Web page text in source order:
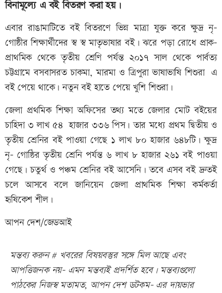
বিনামূল্যে এ বই বিতরণ করা হয়।
এবার রাঙামাটিতে বই বিতরণে ভিন্ন মাত্রা যুক্ত করে ক্ষুদ্র নৃ-
গোষ্ঠীর শিক্ষার্থীদের স্ব স্ব মাতৃভাষার বই। ঝরে পড়া রোধে প্রাক-
প্রাথমিক থেকে তৃতীয় শ্রেণি পর্যন্ত ২০১৭ সাল থেকে পার্বত্য
চট্টগ্রামে বসবাসরত চাকমা, মারমা ও ত্রিপুরা ভাষাভাষি শিশুরা এ
বই পেয়ে থাকে। নতুন বই হাতে পেয়ে খুশি শিশুরা।
জেলা প্রথমিক শিক্ষা অফিসের তথ্য মতে জেলার মোট বইয়ের
চাহিদা ৩ লাখ ৫৪ হাজার ৩৩৬ পিস। তার মধ্যে প্রথম দ্বিতীয় ও
তৃতীয় শ্রেনির বই পাওয়া গেছে ১ লাখ ৮০ হাজার ৬৪৮টি। ক্ষুদ্র
নৃ- গোষ্ঠির তৃতীয় শ্রেনি পর্যন্ত ৬ লাখ ৮ হাজার ২৬১ বই পাওয়া
গেছে। চতুর্থ ও পঞ্চম শ্রেনির বই আসেনি। তবে এসব বই দ্রুতই
চলে আসবে বলে জানিয়েন জেলা প্রাথমিক শিক্ষা কর্মকর্তা
হৃষিকেশ শীল।
আপন দেশ/জেডআই
মন্তব্য করুন # খবরের বিষয়বস্তুর সঙ্গে মিল আছে এবং
আপত্তিজনক নয়- এমন মন্তব্যই প্রদর্শিত হবে। মন্তব্যগুলো
পাঠকের নিজস্ব মতামত, আপন দেশ ডটকম- এর দায়ভার